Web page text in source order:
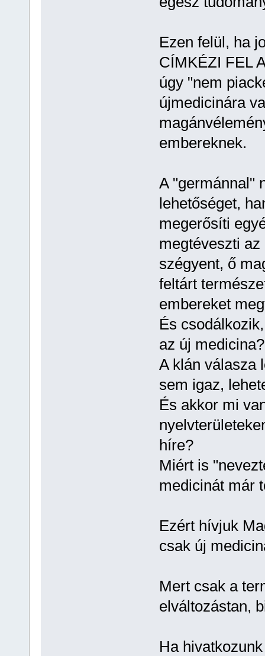
Ezen felül, ha
CÍMKÉZI FEL
úgy "nem
újmedicinára
embereknek.
A "germánnal"
lehetőséget,
megerősíti
megtéveszti
szégyent, ő
feltárt
embereket
És
az új medicina?
A klán válasza
sem igaz,
És akkor mi
híre?
Miért is
medicinát már
Ezért hívjuk
csak új
Mert csak a
elváltozástan,
Ha